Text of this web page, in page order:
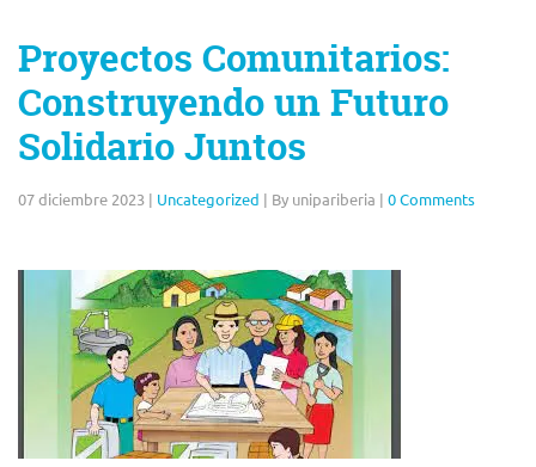
Proyectos Comunitarios:
Construyendo un Futuro
Solidario Juntos
07 diciembre 2023 | Uncategorized | By unipariberia | 0 Comments